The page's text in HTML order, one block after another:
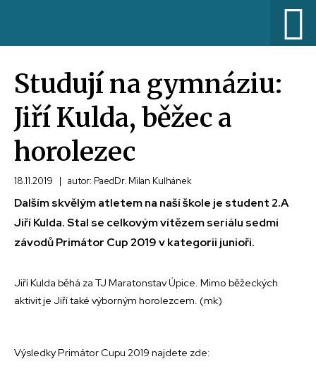
Studují na gymnáziu:
Jiří Kulda, běžec a
horolezec
18.11.2019 | autor: PaedDr. Milan Kulhánek
Dalším skvělým atletem na naší škole je student 2.A
Jiří Kulda. Stal se celkovým vítězem seriálu sedmi
závodů Primátor Cup 2019 v kategorii junioři.
Jiří Kulda běhá za TJ Maratonstav Úpice. Mimo běžeckých
aktivit je Jiří také výborným horolezcem. (mk)
Výsledky Primátor Cupu 2019 najdete zde: